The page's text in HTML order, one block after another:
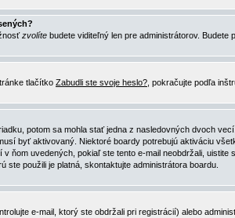
zvolíte budete viditeľný len pre administrátorov.
tlačítko Zabudli ste svoje heslo? , pokračujte podľa
potom sa mohla stať jedna z nasledovných dvoch
byť aktivovaný. Niektoré boardy potrebujú aktiváciu
ňom uvedených, pokiaľ ste tento e-mail neobdržali,
použili je platná, skontaktujte administrátora boardu.
e-mail, ktorý ste obdržali pri registrácií) alebo